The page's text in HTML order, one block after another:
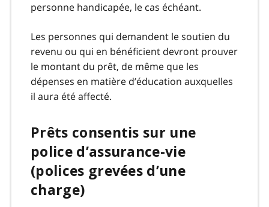
personne handicapée, le cas échéant.
Les personnes qui demandent le soutien du
revenu ou qui en bénéficient devront prouver
le montant du prêt, de même que les
dépenses en matière d’éducation auxquelles
il aura été affecté.
Prêts consentis sur une
police d’assurance-vie
(polices grevées d’une
charge)